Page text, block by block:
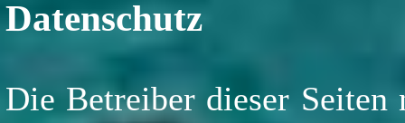
Datenschutz
Die Betreiber dieser Seiten